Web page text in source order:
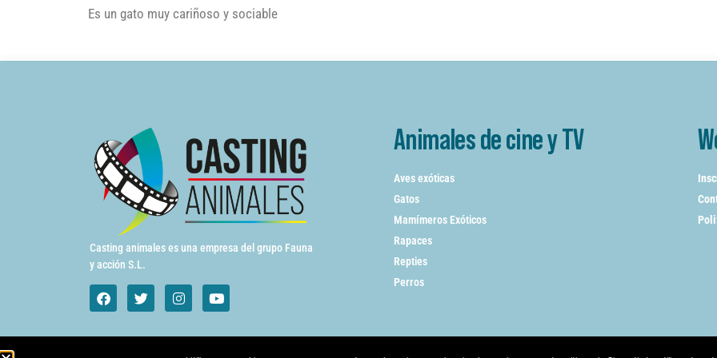
Es un gato muy cariñoso y sociable
Casting animales es una empresa del grupo Fauna
y acción S.L.
Animales de cine y TV
Aves exóticas
Gatos
Mamímeros Exóticos
Rapaces
Repties
Perros